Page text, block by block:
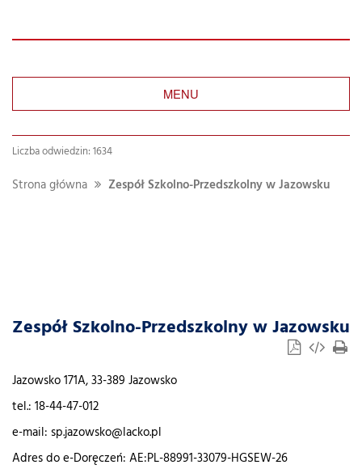
MENU
Liczba odwiedzin: 1634
Strona główna Zespół Szkolno-Przedszkolny w Jazowsku
Zespół Szkolno-Przedszkolny w Jazowsku
Jazowsko 171A, 33-389 Jazowsko
tel.: 18-44-47-012
e-mail: sp.jazowsko@lacko.pl
Adres do e-Doręczeń: AE:PL-88991-33079-HGSEW-26